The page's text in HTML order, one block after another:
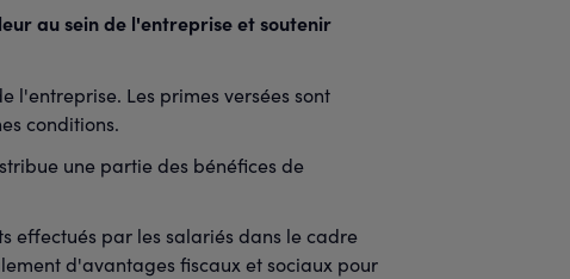
au sein de l'entreprise et soutenir
l'entreprise. Les primes versées sont
conditions.
une partie des bénéfices de
effectués par les salariés dans le cadre
d'avantages fiscaux et sociaux pour